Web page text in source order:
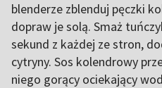
blenderze zblenduj pęczki
dopraw je solą. Smaż
sekund z każdej ze stron,
cytryny. Sos kolendrowy
niego gorący ociekający